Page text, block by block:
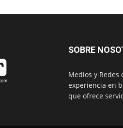
SOBRE
Medios y Redes
experiencia en
que ofrece